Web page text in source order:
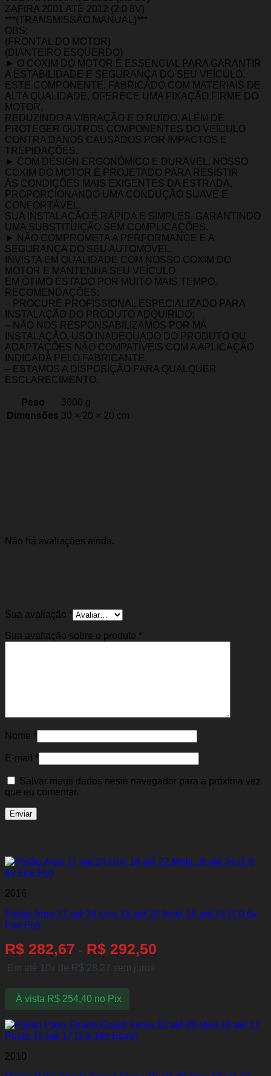
ZAFIRA 2001 ATÉ 2012 (2.0 8V)
***(TRANSMISSÃO MANUAL)***
OBS:
(FRONTAL DO MOTOR)
(DIANTEIRO ESQUERDO)
► O COXIM DO MOTOR É ESSENCIAL PARA GARANTIR
A ESTABILIDADE E SEGURANÇA DO SEU VEÍCULO.
ESTE COMPONENTE, FABRICADO COM MATERIAIS DE
ALTA QUALIDADE, OFERECE UMA FIXAÇÃO FIRME DO
MOTOR,
REDUZINDO A VIBRAÇÃO E O RUÍDO, ALÉM DE
PROTEGER OUTROS COMPONENTES DO VEÍCULO
CONTRA DANOS CAUSADOS POR IMPACTOS E
TREPIDAÇÕES.
► COM DESIGN ERGONÔMICO E DURÁVEL, NOSSO
COXIM DO MOTOR É PROJETADO PARA RESISTIR
ÀS CONDIÇÕES MAIS EXIGENTES DA ESTRADA,
PROPORCIONANDO UMA CONDUÇÃO SUAVE E
CONFORTÁVEL.
SUA INSTALAÇÃO É RÁPIDA E SIMPLES, GARANTINDO
UMA SUBSTITUIÇÃO SEM COMPLICAÇÕES.
► NÃO COMPROMETA A PERFORMANCE E A
SEGURANÇA DO SEU AUTOMÓVEL.
INVISTA EM QUALIDADE COM NOSSO COXIM DO
MOTOR E MANTENHA SEU VEÍCULO
EM ÓTIMO ESTADO POR MUITO MAIS TEMPO.
RECOMENDAÇÕES:
– PROCURE PROFISSIONAL ESPECIALIZADO PARA
INSTALAÇÃO DO PRODUTO ADQUIRIDO;
– NÃO NOS RESPONSABILIZAMOS POR MÁ
INSTALAÇÃO, USO INADEQUADO DO PRODUTO OU
ADAPTAÇÕES NÃO COMPATÍVEIS COM A APLICAÇÃO
INDICADA PELO FABRICANTE.
– ESTAMOS A DISPOSIÇÃO PARA QUALQUER
ESCLARECIMENTO.
Peso
3000 g
Dimensões 30 × 20 × 20 cm
Não há avaliações ainda.
Sua avaliação *
Sua avaliação sobre o produto *
Nome *
E-mail *
Salvar meus dados neste navegador para a próxima vez
que eu comentar.
2016
Pistão Argo 17 até 24 Uno 16 até 22 Mobi 16 até 24 (1.0 6v
Fire Fly)
R$ 282,67 - R$ 292,50
Em até 10x de R$ 28,27 sem juros
À vista R$254,40 no Pix
2010